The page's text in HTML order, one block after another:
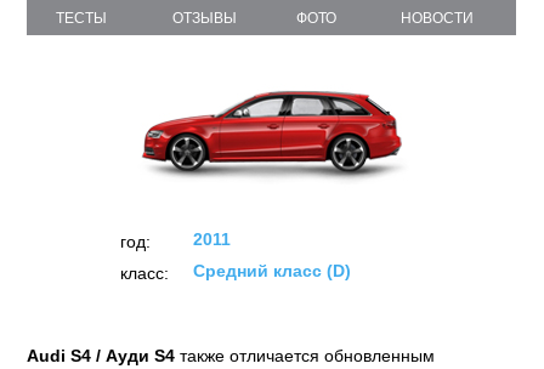
ТЕСТЫ ОТЗЫВЫ ФОТО НОВОСТИ
год:
2011
класс:
Средний класс (D)
Audi S4 / Ауди S4 также отличается обновленным